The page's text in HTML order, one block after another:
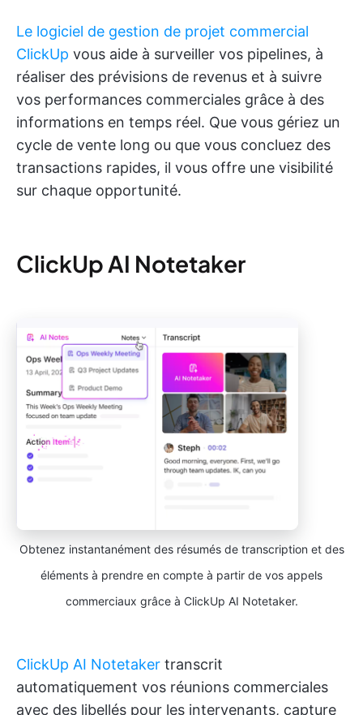
Le logiciel de gestion de projet commercial
ClickUp vous aide à surveiller vos pipelines, à
réaliser des prévisions de revenus et à suivre
vos performances commerciales grâce à des
informations en temps réel. Que vous gériez un
cycle de vente long ou que vous concluez des
transactions rapides, il vous offre une visibilité
sur chaque opportunité.
ClickUp AI Notetaker
Obtenez instantanément des résumés de transcription et des
éléments à prendre en compte à partir de vos appels
commerciaux grâce à ClickUp AI Notetaker.
ClickUp AI Notetaker transcrit
automatiquement vos réunions commerciales
avec des libellés pour les intervenants, capture